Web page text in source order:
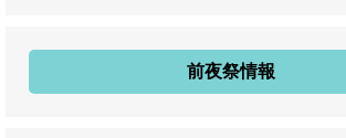
前夜祭情報